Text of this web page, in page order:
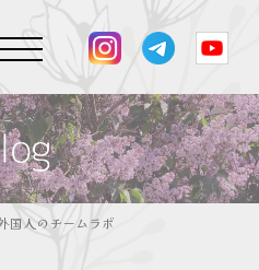
国人のチームラボ